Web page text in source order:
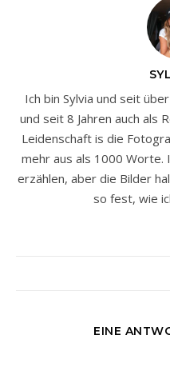
Ich bin Sylvia und seit
und seit 8 Jahren auch als
Leidenschaft is die
mehr aus als 1000 Worte.
erzählen, aber die Bilder
so fest, wie
EINE